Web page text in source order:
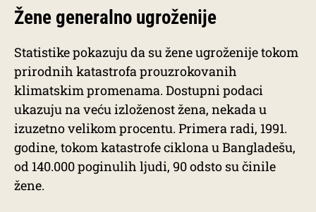
Žene generalno ugroženije
Statistike pokazuju da su žene ugroženije tokom
prirodnih katastrofa prouzrokovanih
klimatskim promenama. Dostupni podaci
ukazuju na veću izloženost žena, nekada u
izuzetno velikom procentu. Primera radi, 1991.
godine, tokom katastrofe ciklona u Bangladešu,
od 140.000 poginulih ljudi, 90 odsto su činile
žene.